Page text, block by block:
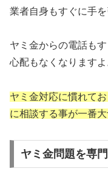
業者自身もすぐに手
ヤミ金からの電話も
心配もなくなりますよ
ヤミ金対応に慣れて
に相談する事が一番大
ヤミ金問題を専